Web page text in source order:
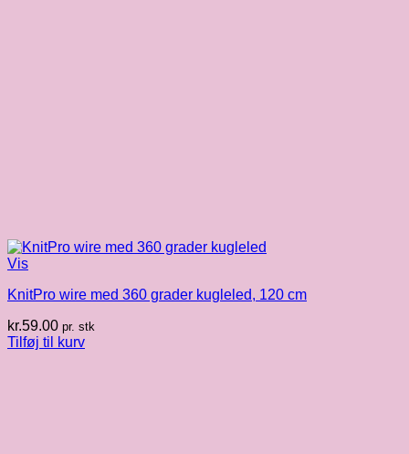
Vis
KnitPro wire med 360 grader kugleled, 120 cm
kr.59.00 pr. stk
Tilføj til kurv